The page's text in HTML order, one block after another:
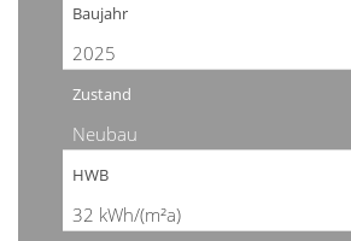
Baujahr
2025
Zustand
Neubau
HWB
32 kWh/(m²a)